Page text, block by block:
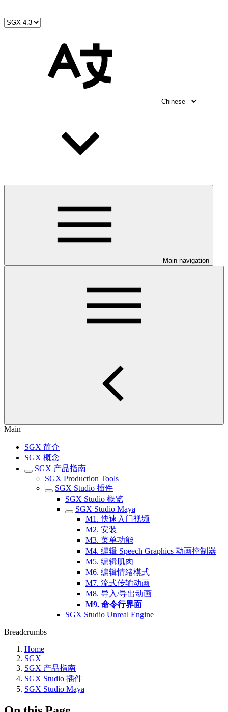
Main navigation
Main
SGX 简介
SGX 概念
SGX 产品指南
SGX Production Tools
SGX Studio 插件
SGX Studio 概览
SGX Studio Maya
M1. 快速入门视频
M2. 安装
M3. 菜单功能
M4. 编辑 Speech Graphics 动画控制器
M5. 编辑肌肉
M6. 编辑情绪模式
M7. 流式传输动画
M8. 导入/导出动画
M9. 命令行界面
SGX Studio Unreal Engine
Breadcrumbs
Home
SGX
SGX 产品指南
SGX Studio 插件
SGX Studio Maya